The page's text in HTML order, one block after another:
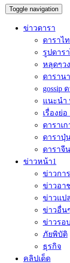
Toggle navigation
ข่าวดารา
ดาราไ
รูปดาร
หลุดๆว
ดาราน
gossip
แนะนำ
เรื่องย่
ดาราเ
ดาราปุ่
ดาราจีน
ข่าวหน้า1
ข่าวกา
ข่าวอา
ข่าวแป
ข่าวอื่น
ข่าวรอ
ภัยพิบัติ
ธุรกิจ
คลิปเด็ด